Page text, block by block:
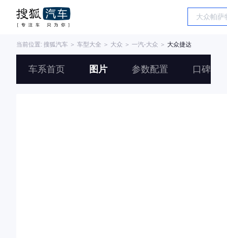
当前位置: 搜狐汽车 ＞ 车型大全 ＞ 大众 ＞ 一汽-大众 ＞ 大众捷达
车系首页 图片 参数配置 口碑